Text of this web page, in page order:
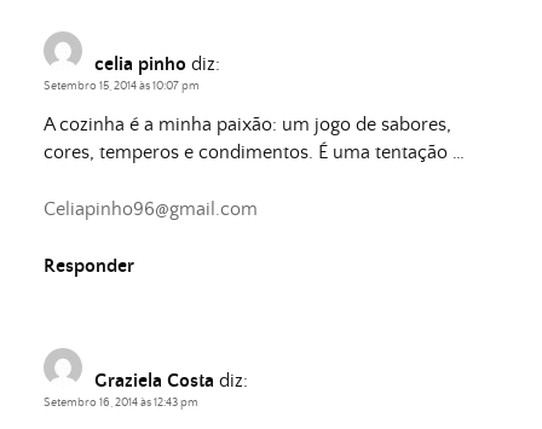
celia pinho diz:
Setembro 15, 2014 às 10:07 pm
A cozinha é a minha paixão: um jogo de sabores,
cores, temperos e condimentos. É uma tentação …
Celiapinho96@gmail.com
Responder
Graziela Costa diz:
Setembro 16, 2014 às 12:43 pm